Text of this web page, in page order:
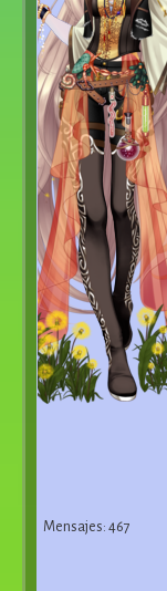
Mensajes: 467